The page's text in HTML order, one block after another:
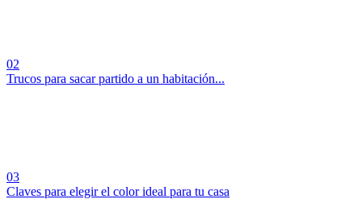
02
Trucos para sacar partido a un habitación...
03
Claves para elegir el color ideal para tu casa